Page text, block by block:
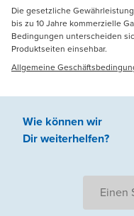
Die gesetzliche
bis zu 10 Jahre kommerzielle
Bedingungen unterscheiden
Produktseiten einsehbar.
Allgemeine
Wie können wir
Dir weiterhelfen?
Einen